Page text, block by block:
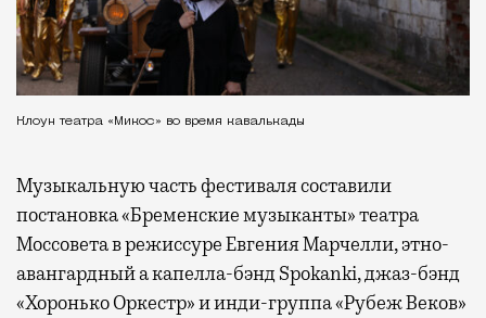
Клоун театра «Микос» во время кавалькады
Музыкальную часть фестиваля составили
постановка «Бременские музыканты» театра
Моссовета в режиссуре Евгения Марчелли, этно-
авангардный а капелла-бэнд Spokanki, джаз-бэнд
«Хоронько Оркестр» и инди-группа «Рубеж Веков»